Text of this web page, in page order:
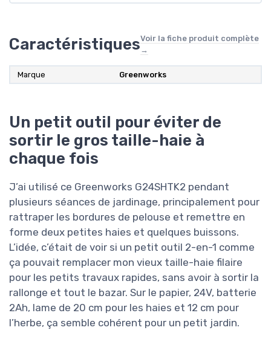
CaractéristiquesVoir la fiche produit complète
→
Marque Greenworks
Un petit outil pour éviter de
sortir le gros taille-haie à
chaque fois
J’ai utilisé ce Greenworks G24SHTK2 pendant
plusieurs séances de jardinage, principalement pour
rattraper les bordures de pelouse et remettre en
forme deux petites haies et quelques buissons.
L’idée, c’était de voir si un petit outil 2-en-1 comme
ça pouvait remplacer mon vieux taille-haie filaire
pour les petits travaux rapides, sans avoir à sortir la
rallonge et tout le bazar. Sur le papier, 24V, batterie
2Ah, lame de 20 cm pour les haies et 12 cm pour
l’herbe, ça semble cohérent pour un petit jardin.